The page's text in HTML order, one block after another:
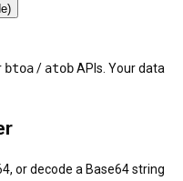
)
btoa/ atobAPIs. Your data
or decode a Base64 string